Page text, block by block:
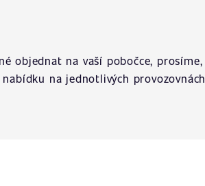
objednat na vaší pobočce, prosíme,
nabídku na jednotlivých provozovnách